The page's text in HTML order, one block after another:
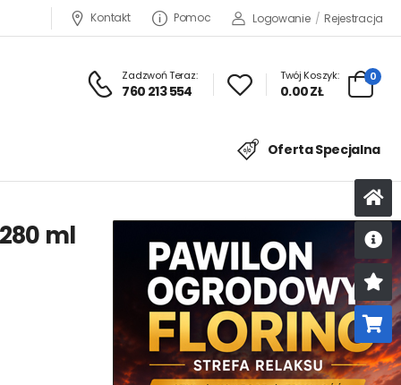
Kontakt Pomoc Logowanie / Rejestracja
Zadzwoń Teraz:
760 213 554
Twój Koszyk:
0.00 ZŁ
0
Oferta Specjalna
ml